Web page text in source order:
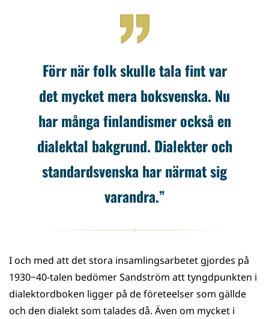
Förr när folk skulle tala fint var
det mycket mera boksvenska. Nu
har många finlandismer också en
dialektal bakgrund. Dialekter och
standardsvenska har närmat sig
varandra.”
I och med att det stora insamlingsarbetet gjordes på
1930−40-talen bedömer Sandström att tyngdpunkten i
dialektordboken ligger på de företeelser som gällde
och den dialekt som talades då. Även om mycket i